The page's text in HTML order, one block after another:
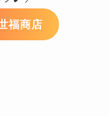
福商店